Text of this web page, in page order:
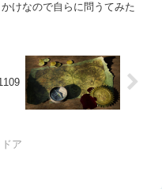
けなので自らに問うてみた
ア